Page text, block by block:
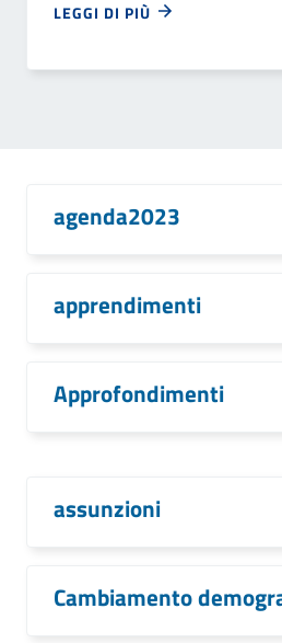
LEGGI DI PIÙ
agenda2023
apprendimenti
Approfondimenti
assunzioni
Cambiamento